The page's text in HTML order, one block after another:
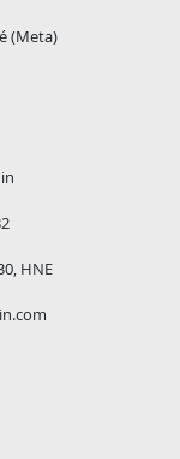
(Meta)
HNE